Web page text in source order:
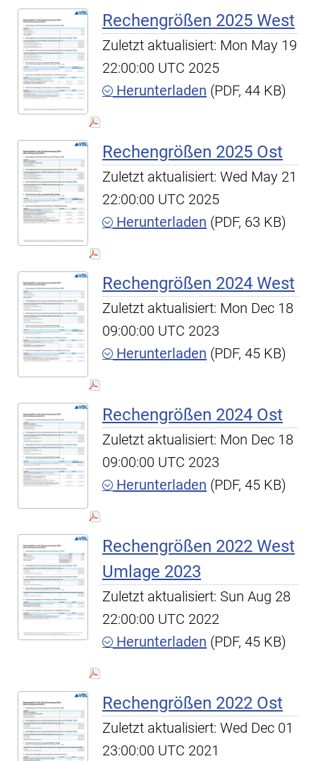
Rechengrößen 2025 West
Zuletzt aktualisiert: Mon May 19
22:00:00 UTC 2025
Herunterladen (PDF, 44 KB)
Rechengrößen 2025 Ost
Zuletzt aktualisiert: Wed May 21
22:00:00 UTC 2025
Herunterladen (PDF, 63 KB)
Rechengrößen 2024 West
Zuletzt aktualisiert: Mon Dec 18
09:00:00 UTC 2023
Herunterladen (PDF, 45 KB)
Rechengrößen 2024 Ost
Zuletzt aktualisiert: Mon Dec 18
09:00:00 UTC 2023
Herunterladen (PDF, 45 KB)
Rechengrößen 2022 West
Umlage 2023
Zuletzt aktualisiert: Sun Aug 28
22:00:00 UTC 2022
Herunterladen (PDF, 45 KB)
Rechengrößen 2022 Ost
Zuletzt aktualisiert: Wed Dec 01
23:00:00 UTC 2021